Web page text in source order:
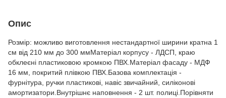
Опис
Розмір: можливо виготовлення нестандартної ширини кратна 1
см від 210 мм до 300 ммМатеріал корпусу - ЛДСП, краю
обклеєні пластиковою кромкою ПВХ.Матеріал фасаду - МДФ
16 мм, покритий плівкою ПВХ.Базова комплектація -
фурнітура, ручки пластикові, навіс звичайний, силіконові
амортизатори.Внутрішнє наповнення - 2 шт. полиці.Порівняти